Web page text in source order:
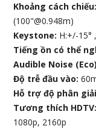
Khoảng cách
(100"@0.948m)
Keystone: H:+/-15°
Tiếng ồn có thể
Audible Noise
Độ trễ đầu vào:
Hỗ trợ độ phân
Tương thích HDTV:
1080p, 2160p